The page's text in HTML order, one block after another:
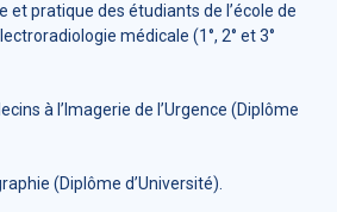
et pratique des étudiants de l’école de
médicale (1°, 2° et 3°
à l’Imagerie de l’Urgence (Diplôme
(Diplôme d’Université).